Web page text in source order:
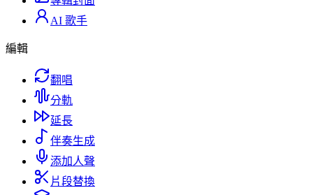
AI 歌手
編輯
翻唱
分軌
延長
伴奏生成
添加人聲
片段替換